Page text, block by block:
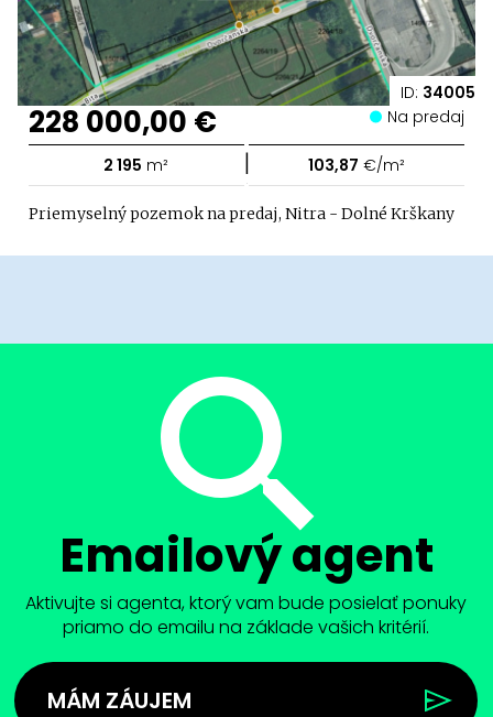
ID: 34005
228 000,00 € Na predaj
2 195 m² | 103,87 €/m²
Priemyselný pozemok na predaj, Nitra - Dolné Krškany
Emailový agent
Aktivujte si agenta, ktorý vam bude posielať ponuky
priamo do emailu na základe vašich kritérií.
MÁM ZÁUJEM